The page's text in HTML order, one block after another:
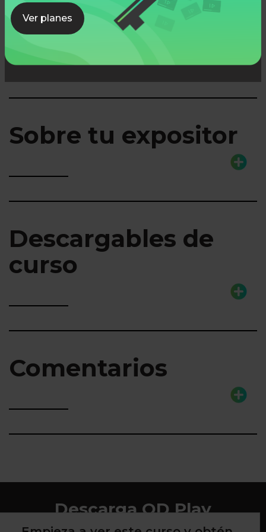
Ver planes
Lo que aprenderás
Sobre tu expositor
Descargables de
curso
Comentarios
Descarga QD Play